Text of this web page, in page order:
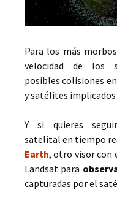
Para los más
velocidad de los
posibles colisiones
y satélites
Y si quieres
satelital en tiempo
Earth, otro visor con
Landsat para
capturadas por el